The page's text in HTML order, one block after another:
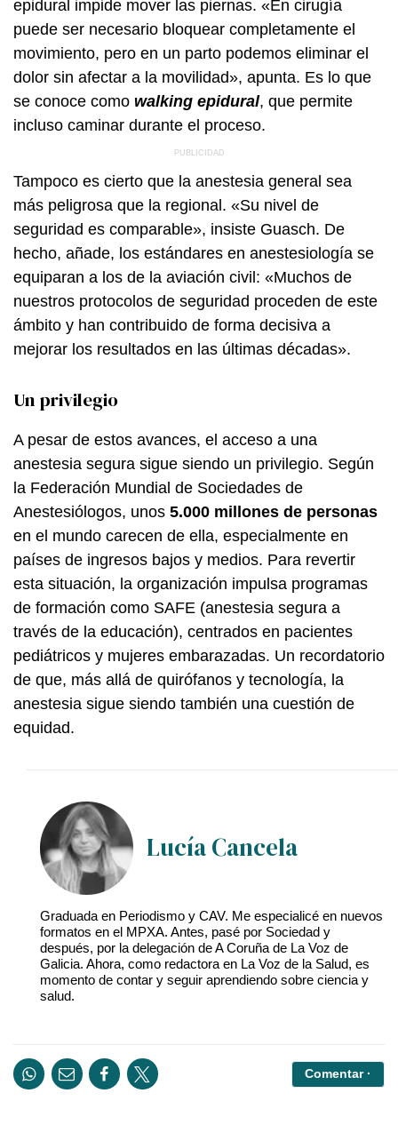
epidural impide mover las piernas. «En cirugía
puede ser necesario bloquear completamente el
movimiento, pero en un parto podemos eliminar el
dolor sin afectar a la movilidad», apunta. Es lo que
se conoce como walking epidural, que permite
incluso caminar durante el proceso.
Tampoco es cierto que la anestesia general sea
más peligrosa que la regional. «Su nivel de
seguridad es comparable», insiste Guasch. De
hecho, añade, los estándares en anestesiología se
equiparan a los de la aviación civil: «Muchos de
nuestros protocolos de seguridad proceden de este
ámbito y han contribuido de forma decisiva a
mejorar los resultados en las últimas décadas».
Un privilegio
A pesar de estos avances, el acceso a una
anestesia segura sigue siendo un privilegio. Según
la Federación Mundial de Sociedades de
Anestesiólogos, unos 5.000 millones de personas
en el mundo carecen de ella, especialmente en
países de ingresos bajos y medios. Para revertir
esta situación, la organización impulsa programas
de formación como SAFE (anestesia segura a
través de la educación), centrados en pacientes
pediátricos y mujeres embarazadas. Un recordatorio
de que, más allá de quirófanos y tecnología, la
anestesia sigue siendo también una cuestión de
equidad.
Lucía Cancela
Graduada en Periodismo y CAV. Me especialicé en nuevos
formatos en el MPXA. Antes, pasé por Sociedad y
después, por la delegación de A Coruña de La Voz de
Galicia. Ahora, como redactora en La Voz de la Salud, es
momento de contar y seguir aprendiendo sobre ciencia y
salud.
Comentar ·